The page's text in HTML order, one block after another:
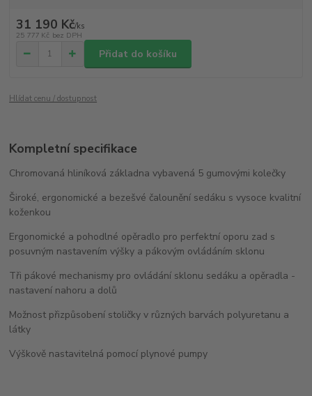
31 190 Kč/ks
25 777 Kč bez DPH
Přidat do košíku
Hlídat cenu / dostupnost
Kompletní specifikace
Chromovaná hliníková základna vybavená 5 gumovými kolečky
Široké, ergonomické a bezešvé čalounění sedáku s vysoce kvalitní
koženkou
Ergonomické a pohodlné opěradlo pro perfektní oporu zad s
posuvným nastavením výšky a pákovým ovládáním sklonu
Tři pákové mechanismy pro ovládání sklonu sedáku a opěradla -
nastavení nahoru a dolů
Možnost přizpůsobení stoličky v různých barvách polyuretanu a
látky
Výškově nastavitelná pomocí plynové pumpy